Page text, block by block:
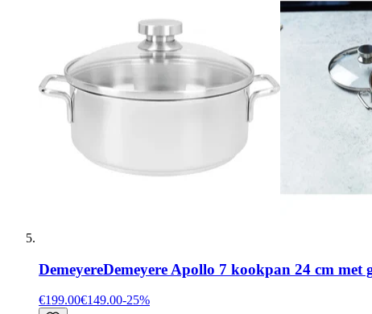
DemeyereDemeyere Apollo 7 kookpan 24 cm met
€199.00€149.00-25%